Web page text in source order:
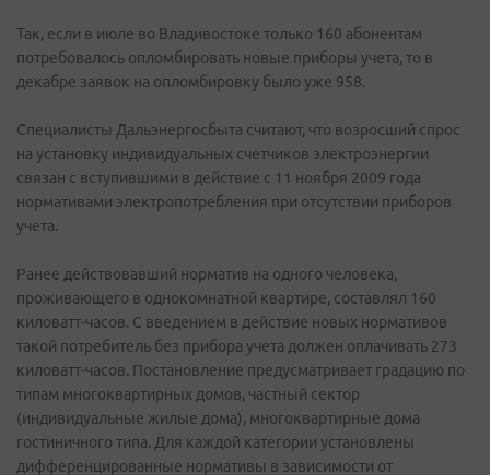
Так, если в июле во Владивостоке только 160 абонентам
потребовалось опломбировать новые приборы учета, то в
декабре заявок на опломбировку было уже 958.
Специалисты Дальэнергосбыта считают, что возросший спрос
на установку индивидуальных счетчиков электроэнергии
связан с вступившими в действие с 11 ноября 2009 года
нормативами электропотребления при отсутствии приборов
учета.
Ранее действовавший норматив на одного человека,
проживающего в однокомнатной квартире, составлял 160
киловатт-часов. С введением в действие новых нормативов
такой потребитель без прибора учета должен оплачивать 273
киловатт-часов. Постановление предусматривает градацию по
типам многоквартирных домов, частный сектор
(индивидуальные жилые дома), многоквартирные дома
гостиничного типа. Для каждой категории установлены
дифференцированные нормативы в зависимости от